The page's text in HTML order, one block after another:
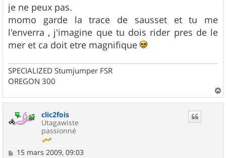
je ne peux pas.
momo garde la trace de sausset et tu me
l'enverra , j'imagine que tu dois rider pres de le
mer et ca doit etre magnifique
SPECIALIZED Stumjumper FSR
OREGON 300
a
clic2fois
Utagawiste
passionné
M15 mars 2009, 09:03